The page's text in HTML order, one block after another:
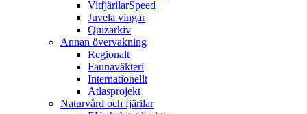
VitfjärilarSpeed
Juvela vingar
Quizarkiv
Annan övervakning
Regionalt
Faunaväkteri
Internationellt
Atlasprojekt
Naturvård och fjärilar